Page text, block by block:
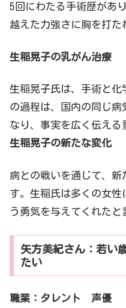
5回にわたる手術歴があ
越えた力強さに胸を打た
生稲晃子の乳がん治療
生稲晃子氏は、手術と化
の過程は、国内の同じ病
なり、事実を広く伝える
生稲晃子の新たな変化
病との戦いを通じて、新
す。生稲氏は多くの女
う勇気を与えてくれたと
矢方美紀さん：若い
たい
職業：タレント 声優